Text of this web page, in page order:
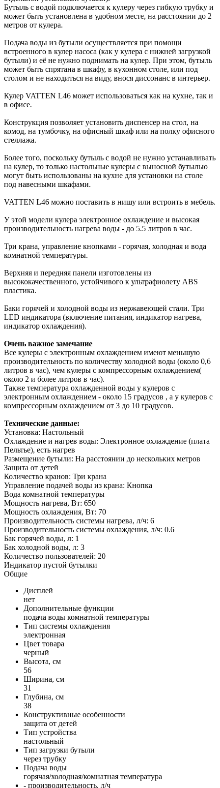
Бутыль с водой подключается к кулеру через гибкую трубку и
может быть установлена в удобном месте, на расстоянии до 2
метров от кулера.
Подача воды из бутыли осуществляется при помощи
встроенного в кулер насоса (как у кулера с нижней загрузкой
бутыли) и её не нужно поднимать на кулер. При этом, бутыль
может быть спрятана в шкафу, в кухонном столе, или под
столом и не находиться на виду, внося диссонанс в интерьер.
Кулер VATTEN L46 может использоваться как на кухне, так и
в офисе.
Конструкция позволяет установить диспенсер на стол, на
комод, на тумбочку, на офисный шкаф или на полку офисного
стеллажа.
Более того, поскольку бутыль с водой не нужно устанавливать
на кулер, то только настольные кулеры с выносной бутылью
могут быть использованы на кухне для установки на столе
под навесными шкафами.
VATTEN L46 можно поставить в нишу или встроить в мебель.
У этой модели кулера электронное охлаждение и высокая
производительность нагрева воды - до 5.5 литров в час.
Три крана, управление кнопками - горячая, холодная и вода
комнатной температуры.
Верхняя и передняя панели изготовлены из
высококачественного, устойчивого к ультрафиолету ABS
пластика.
Баки горячей и холодной воды из нержавеющей стали. Три
LED индикатора (включение питания, индикатор нагрева,
индикатор охлаждения).
Очень важное замечание
Все кулеры с электронным охлаждением имеют меньшую
производительность по количеству холодной воды (около 0,6
литров в час), чем кулеры с компрессорным охлаждением(
около 2 и более литров в час).
Также температура охлажденной воды у кулеров с
электронным охлаждением - около 15 градусов , а у кулеров с
компрессорным охлаждением от 3 до 10 градусов.
Технические данные:
Установка: Настольный
Охлаждение и нагрев воды: Электронное охлаждение (плата
Пельтье), есть нагрев
Размещение бутыли: На расстоянии до нескольких метров
Защита от детей
Количество кранов: Три крана
Управление подачей воды из крана: Кнопка
Вода комнатной температуры
Мощность нагрева, Вт: 650
Мощность охлаждения, Вт: 70
Производительность системы нагрева, л/ч: 6
Производительность системы охлаждения, л/ч: 0.6
Бак горячей воды, л: 1
Бак холодной воды, л: 3
Количество пользователей: 20
Индикатор пустой бутылки
Общие
Дисплей
нет
Дополнительные функции
подача воды комнатной температуры
Тип системы охлаждения
электронная
Цвет товара
черный
Высота, см
56
Ширина, см
31
Глубина, см
38
Конструктивные особенности
защита от детей
Тип устройства
настольный
Тип загрузки бутыли
через трубку
Подача воды
горячая/холодная/комнатная температура
- производительность, л/ч